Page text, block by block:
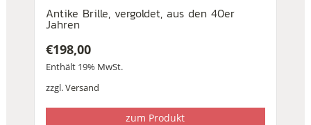
Antike Brille, vergoldet, aus den 40er
Jahren
€198,00
Enthält 19% MwSt.
zzgl.Versand
zum Produkt